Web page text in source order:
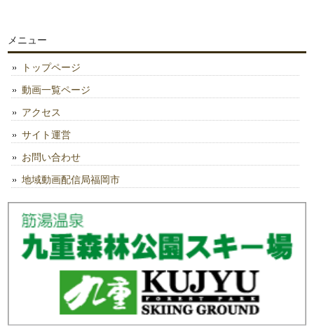
メニュー
トップページ
動画一覧ページ
アクセス
サイト運営
お問い合わせ
地域動画配信局福岡市